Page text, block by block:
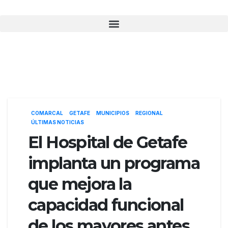
COMARCAL GETAFE MUNICIPIOS
REGIONAL
ÚLTIMAS NOTICIAS
El Hospital de Getafe
implanta un programa
que mejora la
capacidad funcional